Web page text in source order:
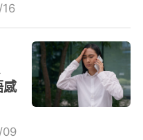
感
09